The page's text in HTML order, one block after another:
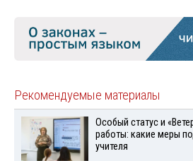
Рекомендуемые материалы
Особый статус и
работы: какие меры
учителя